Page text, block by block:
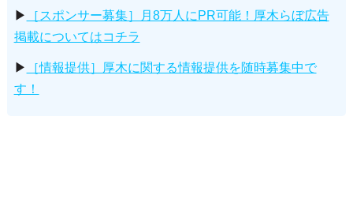
▶
［スポンサー募集］月8万人にPR可能！厚木らぼ広告
掲載についてはコチラ
▶
［情報提供］厚木に関する情報提供を随時募集中で
す！